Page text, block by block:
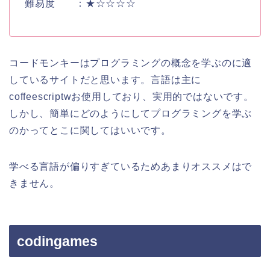
難易度 ：★☆☆☆☆
コードモンキーはプログラミングの概念を学ぶのに適
しているサイトだと思います。言語は主に
coffeescriptwお使用しており、実用的ではないです。
しかし、簡単にどのようにしてプログラミングを学ぶ
のかってとこに関してはいいです。
学べる言語が偏りすぎているためあまりオススメはで
きません。
codingames